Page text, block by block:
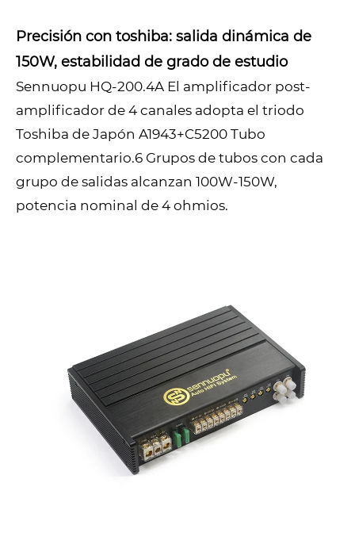
Precisión con toshiba: salida dinámica de
150W, estabilidad de grado de estudio
Sennuopu HQ-200.4A El amplificador post-
amplificador de 4 canales adopta el triodo
Toshiba de Japón A1943+C5200 Tubo
complementario.6 Grupos de tubos con cada
grupo de salidas alcanzan 100W-150W,
potencia nominal de 4 ohmios.